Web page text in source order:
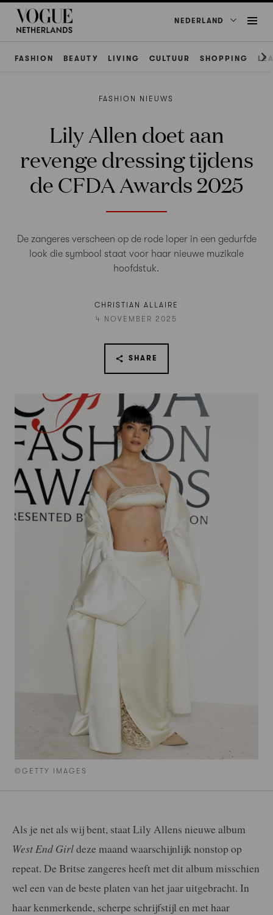
NEDERLAND
FASHION BEAUTY LIVING CULTUUR SHOPPING
©GETTY IMAGES
FASHION NIEUWS
Lily Allen doet aan
revenge dressing tijdens
de CFDA Awards 2025
De zangeres verscheen op de rode loper in een gedurfde
look die symbool staat voor haar nieuwe muzikale
hoofdstuk.
CHRISTIAN ALLAIRE
4 NOVEMBER 2025
SHARE
Als je net als wij bent, staat Lily Allens nieuwe album
West End Girldeze maand waarschijnlijk nonstop op
repeat. De Britse zangeres heeft met dit album misschien
wel een van de beste platen van het jaar uitgebracht. In
haar kenmerkende, scherpe schrijfstijl en met haar